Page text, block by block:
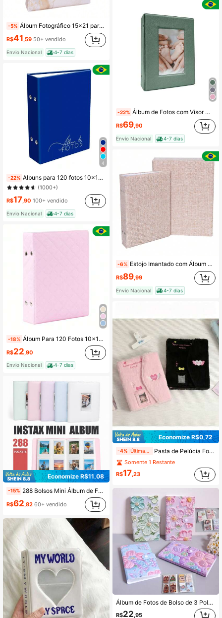
-5% Álbum Fotográfico 15x21 para 100 Fotos LEMBRANÇAS BRANCO Adulto Momentos Viagens
R$41,59 50+ vendido
Envio Nacional 4-7 dias
4
-22% Albuns para 120 fotos 10x15 liso preto azul rosa e outras cores clássico lindo
(1000+)
Quase esgotado!
(1000+)
Quase esgotado!
(1000+)
(1000+)
R$17,90 100+ vendido
Envio Nacional 4-7 dias
-18% Álbum Para 120 Fotos 10x15 Familia Adulto Trançado Ou Manta
R$22,90
Envio Nacional 4-7 dias
Economize R$11,08
-15% 288 Bolsos Mini Álbum de Fotos Adequado para Câmeras Instantâneas Fujifilm Mini 12 11 40 70 90 Liplay Link
R$62 ,82 60+ vendido
-22% Álbum de Fotos com Visor Moldura 10x15 para 500 fotos/ Foto na capa/ Personalizado
R$69,90
Envio Nacional 4-7 dias
-6% Estojo Imantado com Álbum para 100 Fotos 15x21 - JUTA BEGE Luxo Premium Reforçado
R$89,99
Envio Nacional 4-7 dias
Economize R$0,72
-4% Últimas 11 hrs Pasta de Pelúcia Fofa com Bordado de Coração Alado para Fãs de Kpop, Livro de Armazenamento de Fotocards com Decoração de Laço Estética Y2K, Álbum de Coleção de Pelúcia Macia para Fotocards de Ídolos de Kpop, Bolsa de Cartão de Pelúcia Portátil com Janela de Foto Recortada Ideal para Volta às Aulas
Somente 1 Restante
R$17,23
Álbum de Fotos de Bolso de 3 Polegadas 120-240 com Design Floral, Caixa de Armazenamento de Fotos de Família em Grade, Álbum de Cartão de Ídolo em PVC Transparente, À Prova de Poeira e Umidade, Livro de Coleção de Cartão de Estrela, Organizador de Fotos Criativo, Presente de Fã, Lembrança de Aniversário, Caixa de Coleção de Ídolo, Novo Álbum Comemorativo de Aniversário, Livro de Coleção de Estudante
R$22,95